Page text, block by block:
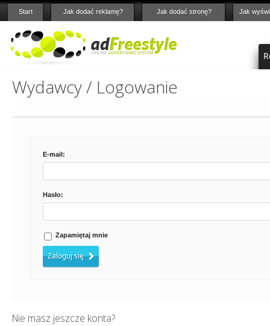
Start Jak dodać reklamę? Jak dodać stronę? Jak
Wydawcy / Logowanie
E-mail:
Hasło:
Zapamiętaj mnie
Nie masz jeszcze konta?